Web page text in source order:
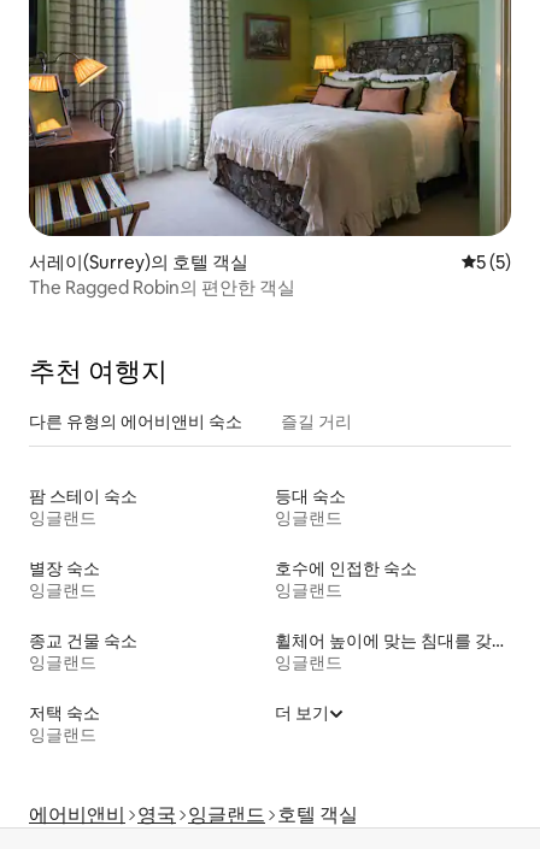
서레이(Surrey)의 호텔 객실 평점 5점
5 (5)
The Ragged Robin의 편안한 객실
추천 여행지
다른 유형의 에어비앤비 숙소 즐길 거리
팜 스테이 숙소
잉글랜드
등대 숙소
잉글랜드
별장 숙소
잉글랜드
호수에 인접한 숙소
잉글랜드
종교 건물 숙소
잉글랜드
휠체어 높이에 맞는 침대를 갖춘 숙소
잉글랜드
저택 숙소
잉글랜드
더 보기
에어비앤비 영국 잉글랜드 호텔 객실